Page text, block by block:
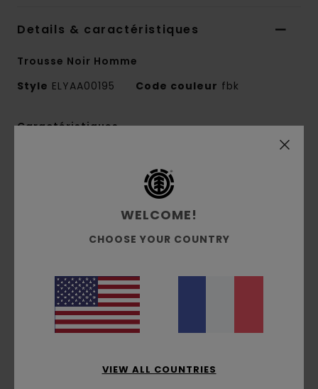
Details & caractéristiques
Trousse Noir Homme
Style ELYAA00195 Code couleur fbk
Caractéristiques
Toile 100% en polyester recyclé [315
Compartiments :1 compartiment principal
Dimensions :8 cm [H] x 21 cm [L] x 8 cm [P]
Logotage :Logo Element Tree gravé
Logotage par sérigraphie 3D HD
WELCOME!
CHOOSE YOUR COUNTRY
VIEW ALL COUNTRIES